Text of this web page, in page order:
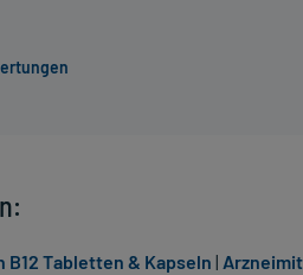
B12 Tabletten & Kapseln |